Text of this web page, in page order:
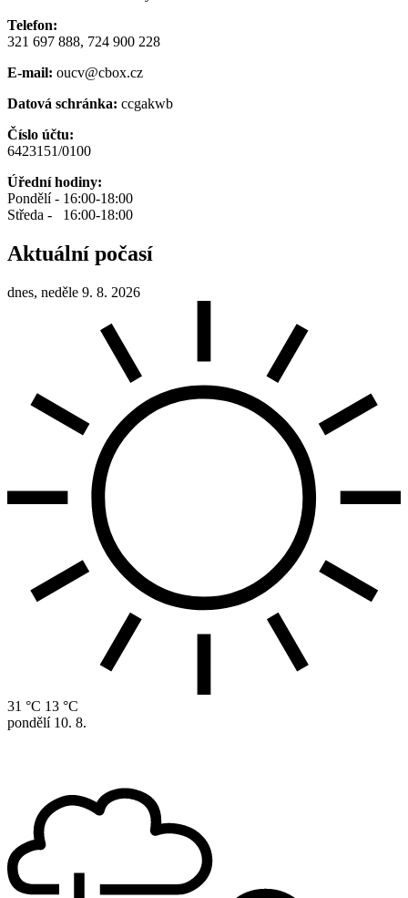
Telefon:
321 697 888, 724 900 228
E-mail: oucv@cbox.cz
Datová schránka: ccgakwb
Číslo účtu:
6423151/0100
Úřední hodiny:
Pondělí - 16:00-18:00
Středa - 16:00-18:00
Aktuální počasí
dnes, neděle 9. 8. 2026
31 °C 13 °C
pondělí 10. 8.